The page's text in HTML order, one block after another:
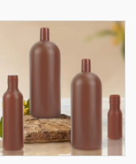
التمارين الرياضية أو في
الصالات الرياضية أو الأنشطة
الخارجية